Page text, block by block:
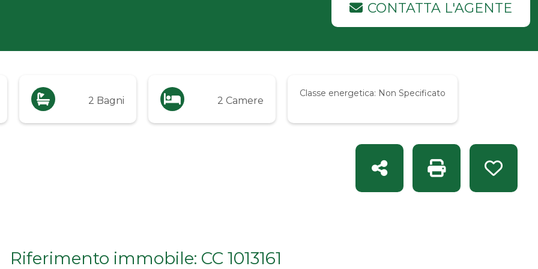
CONTATTA L'AGENTE
2 Bagni 2 Camere
Classe energetica: Non Specificato
Stampa: Rif. CC
Condividi
Riferimento immobile: CC 1013161